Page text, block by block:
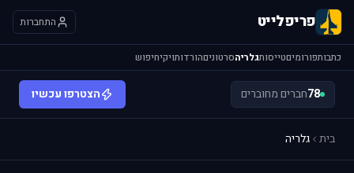
פריפלייט התחברות
כתבותפורומיםטייסותגלריהסרטוניםהורדותויקיחיפוש
78חברים מחוברים הצטרפו עכשיו
בית גלריה